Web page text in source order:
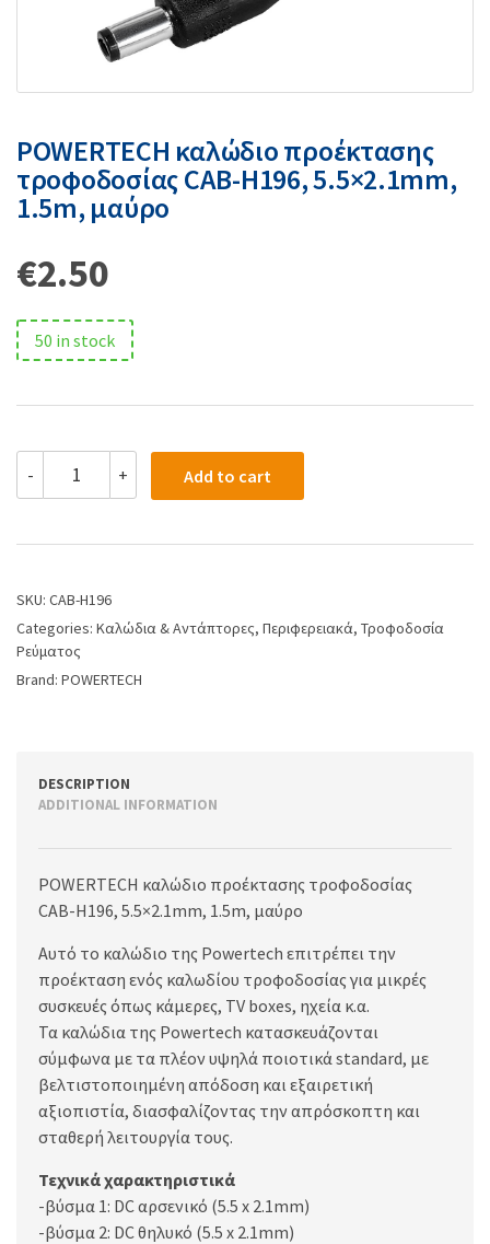
POWERTECH καλώδιο προέκτασης
τροφοδοσίας CAB-H196, 5.5×2.1mm,
1.5m, μαύρο
€2.50
50 in stock
- + Add to cart
SKU: CAB-H196
Categories: Καλώδια & Αντάπτορες, Περιφερειακά, Τροφοδοσία
Ρεύματος
Brand: POWERTECH
DESCRIPTION
ADDITIONAL INFORMATION
POWERTECH καλώδιο προέκτασης τροφοδοσίας
CAB-H196, 5.5×2.1mm, 1.5m, μαύρο
Αυτό το καλώδιο της Powertech επιτρέπει την
προέκταση ενός καλωδίου τροφοδοσίας για μικρές
συσκευές όπως κάμερες, TV boxes, ηχεία κ.α.
Τα καλώδια της Powertech κατασκευάζονται
σύμφωνα με τα πλέον υψηλά ποιοτικά standard, με
βελτιστοποιημένη απόδοση και εξαιρετική
αξιοπιστία, διασφαλίζοντας την απρόσκοπτη και
σταθερή λειτουργία τους.
Τεχνικά χαρακτηριστικά
-βύσμα 1: DC αρσενικό (5.5 x 2.1mm)
-βύσμα 2: DC θηλυκό (5.5 x 2.1mm)